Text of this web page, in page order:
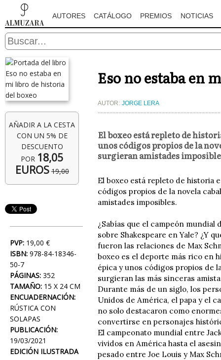
AUTORES CATÁLOGO PREMIOS NOTICIAS
AÑADIR A LA CESTA
CON UN 5% DE
DESCUENTO
POR 18,05
EUROS 19,00
PVP: 19,00 €
ISBN: 978-84-18346-
50-7
PÁGINAS: 352
TAMAÑO: 15 X 24 CM
ENCUADERNACIÓN:
RÚSTICA CON
SOLAPAS
PUBLICACIÓN:
19/03/2021
EDICIÓN ILUSTRADA
Eso no estaba en
AUTOR: JORGE LERA
El boxeo está repleto de
unos códigos propios de la
surgieran amistades
El boxeo está repleto de historia
códigos propios de la novela
amistades imposibles.
¿Sabías que el campeón
sobre Shakespeare en Yale? ¿Y
fueron las relaciones de Max
boxeo es el deporte más rico en
épica y unos códigos propios de
surgieran las más sinceras
Durante más de un siglo, los
Unidos de América, el papa y el
no solo destacaron como
convertirse en personajes
El campeonato mundial entre
vividos en América hasta el
pesado entre Joe Louis y Max